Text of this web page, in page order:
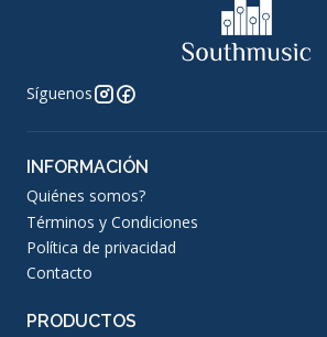
Síguenos
INFORMACIÓN
Quiénes somos?
Términos y Condiciones
Política de privacidad
Contacto
PRODUCTOS